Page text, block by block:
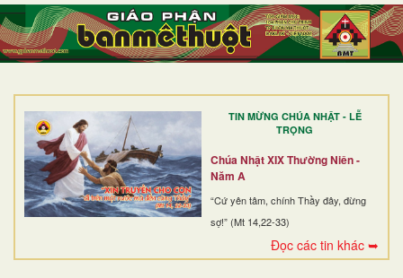
TIN MỪNG CHÚA NHẬT - LỄ
TRỌNG
Chúa Nhật XIX Thường Niên -
Năm A
“Cứ yên tâm, chính Thầy đây, đừng
sợ!” (Mt 14,22-33)
Đọc các tin khác ➥
TRANG NHẤT
GIỚI THIỆU
DÒNG TU
BAN MỤC VỤ
ĐOÀN THỂ CG
ĐIỂM HÀNH HƯƠNG